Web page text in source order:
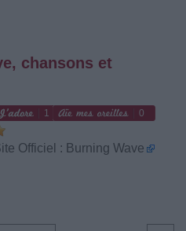
chansons et
1 0
Officiel : Burning Wave